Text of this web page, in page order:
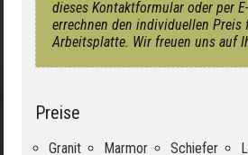
dieses Kontaktformular oder per
errechnen den individuellen Preis
Arbeitsplatte. Wir freuen uns auf
Preise
Granit Marmor Schiefer